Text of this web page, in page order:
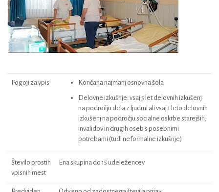
Pogoji za vpis Končana najmanj osnovna šola
Delovne izkušnje: vsaj 5 let delovnih izkušenj
na področju dela z ljudmi ali vsaj 1 leto delovnih
izkušenj na področju socialne oskrbe starejših,
invalidov in drugih oseb s posebnimi
potrebami (tudi neformalne izkušnje)
Število prostih
vpisnih mest
Ena skupina do 15 udeležencev